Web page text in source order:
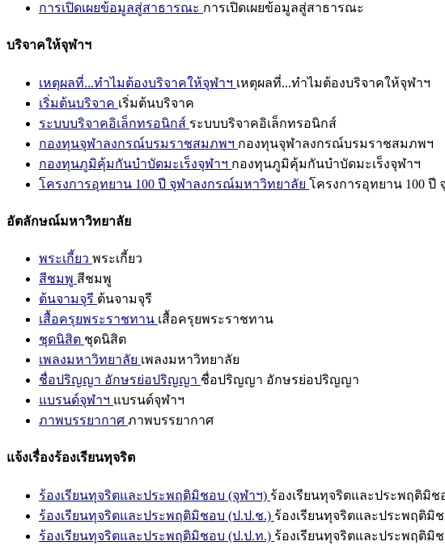
การเปิดเผยข้อมูลสู่สาธารณะ การเปิดเผยข้อมูลสู่สาธารณะ
บริจาคให้จุฬาฯ
เหตุผลที่...ทำไมต้องบริจาคให้จุฬาฯ เหตุผลที่...ทำไมต้องบริจาคให้จุฬาฯ
เริ่มต้นบริจาค เริ่มต้นบริจาค
ระบบบริจาคอิเล็กทรอนิกส์ ระบบบริจาคอิเล็กทรอนิกส์
กองทุนจุฬาลงกรณ์บรมราชสมภพฯ กองทุนจุฬาลงกรณ์บรมราชสมภพฯ
กองทุนภูมิคุ้มกันบำบัดมะเร็งจุฬาฯ กองทุนภูมิคุ้มกันบำบัดมะเร็งจุฬาฯ
โครงการอุทยาน 100 ปี จุฬาลงกรณ์มหาวิทยาลัย โครงการอุทยาน 100
อัตลักษณ์มหาวิทยาลัย
พระเกี้ยว พระเกี้ยว
สีชมพู สีชมพู
ต้นจามจุรี ต้นจามจุรี
เสื้อครุยพระราชทาน เสื้อครุยพระราชทาน
ชุดนิสิต ชุดนิสิต
เพลงมหาวิทยาลัย เพลงมหาวิทยาลัย
ชื่อปริญญา อักษรย่อปริญญา ชื่อปริญญา อักษรย่อปริญญา
แบรนด์จุฬาฯ แบรนด์จุฬาฯ
ภาพบรรยากาศ ภาพบรรยากาศ
แจ้งเรื่องร้องเรียนทุจริต
ร้องเรียนทุจริตและประพฤติมิชอบ (จุฬาฯ) ร้องเรียนทุจริตและประพฤติมิช
ร้องเรียนทุจริตและประพฤติมิชอบ (ป.ป.ช.) ร้องเรียนทุจริตและประพฤติมิ
ร้องเรียนทุจริตและประพฤติมิชอบ (ป.ป.ท.) ร้องเรียนทุจริตและประพฤติมิ